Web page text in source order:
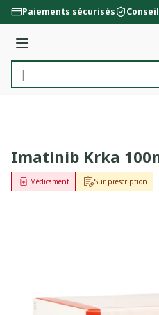
Aller au contenu
Paiements sécurisés
Menu
Rechercher
Imatinib Krka
Sur prescription
Médicament